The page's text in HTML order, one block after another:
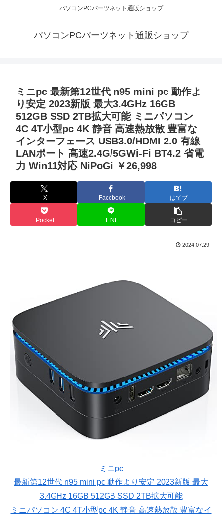
パソコンPCパーツネット通販ショップ
パソコンPCパーツネット通販ショップ
ミニpc 最新第12世代 n95 mini pc 動作よ
り安定 2023新版 最大3.4GHz 16GB
512GB SSD 2TB拡大可能 ミニパソコン
4C 4T小型pc 4K 静音 高速熱放散 豊富な
インターフェース USB3.0/HDMI 2.0 有線
LANポート 高速2.4G/5GWi-Fi BT4.2 省電
力 Win11対応 NiPoGi ￥26,998
X Facebook はてブ
Pocket LINE コピー
2024.07.29
ミニpc
最新第12世代 n95 mini pc 動作より安定 2023新版 最大
3.4GHz 16GB 512GB SSD 2TB拡大可能
ミニパソコン 4C 4T小型pc 4K 静音 高速熱放散 豊富なイ